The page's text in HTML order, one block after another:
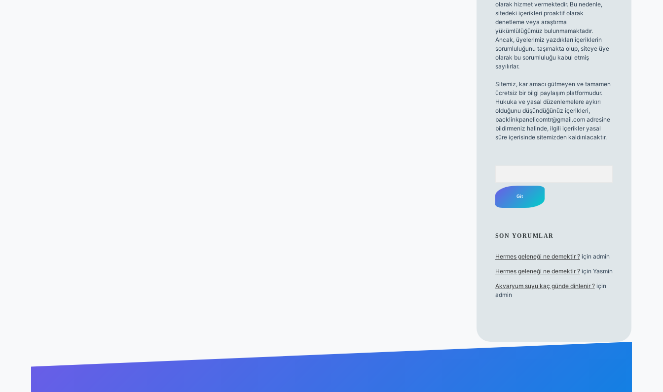
olarak hizmet vermektedir. Bu nedenle,
sitedeki içerikleri proaktif olarak
denetleme veya araştırma
yükümlülüğümüz bulunmamaktadır.
Ancak, üyelerimiz yazdıkları içeriklerin
sorumluluğunu taşımakta olup, siteye üye
olarak bu sorumluluğu kabul etmiş
sayılırlar.
Sitemiz, kar amacı gütmeyen ve tamamen
ücretsiz bir bilgi paylaşım platformudur.
Hukuka ve yasal düzenlemelere aykırı
olduğunu düşündüğünüz içerikleri,
backlinkpanelicomtr@gmail.comadresine
bildirmeniz halinde, ilgili içerikler yasal
süre içerisinde sitemizden kaldırılacaktır.
SON YORUMLAR
Hermes geleneği ne demektir ?için admin
Hermes geleneği ne demektir ?için Yasmin
Akvaryum suyu kaç günde dinlenir ?için
admin